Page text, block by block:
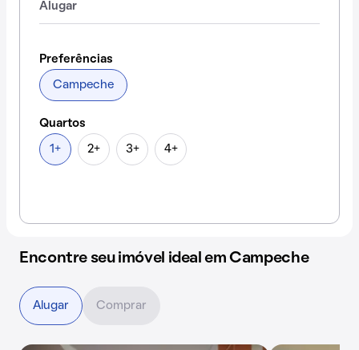
Alugar
Preferências
Campeche
Quartos
1+ 2+ 3+ 4+
Encontre seu imóvel ideal em Campeche
Alugar Comprar